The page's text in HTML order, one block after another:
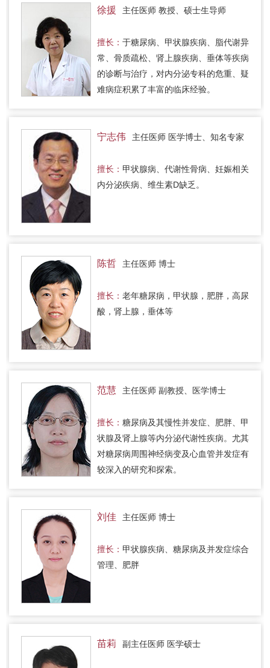
徐援 主任医师 教授、硕士生导师
擅长： 于糖尿病、甲状腺疾病、脂代谢异
常、骨质疏松、肾上腺疾病、垂体等疾病
的诊断与治疗，对内分泌专科的危重、疑
难病症积累了丰富的临床经验。
宁志伟 主任医师 医学博士、知名专家
擅长： 甲状腺病、代谢性骨病、妊娠相关
内分泌疾病、维生素D缺乏。
陈哲 主任医师 博士
擅长： 老年糖尿病，甲状腺，肥胖，高尿
酸，肾上腺，垂体等
范慧 主任医师 副教授、医学博士
擅长： 糖尿病及其慢性并发症、肥胖、甲
状腺及肾上腺等内分泌代谢性疾病。尤其
对糖尿病周围神经病变及心血管并发症有
较深入的研究和探索。
刘佳 主任医师 博士
擅长： 甲状腺疾病、糖尿病及并发症综合
管理、肥胖
苗莉 副主任医师 医学硕士